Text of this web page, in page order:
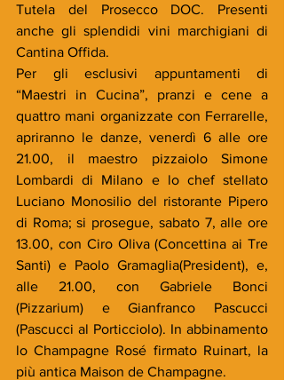
Tutela del Prosecco DOC. Presenti
anche gli splendidi vini marchigiani di
Cantina Offida.
Per gli esclusivi appuntamenti di
“Maestri in Cucina”, pranzi e cene a
quattro mani organizzate con Ferrarelle,
apriranno le danze, venerdì 6 alle ore
21.00, il maestro pizzaiolo Simone
Lombardi di Milano e lo chef stellato
Luciano Monosilio del ristorante Pipero
di Roma; si prosegue, sabato 7, alle ore
13.00, con Ciro Oliva (Concettina ai Tre
Santi) e Paolo Gramaglia(President), e,
alle 21.00, con Gabriele Bonci
(Pizzarium) e Gianfranco Pascucci
(Pascucci al Porticciolo). In abbinamento
lo Champagne Rosé firmato Ruinart, la
più antica Maison de Champagne.